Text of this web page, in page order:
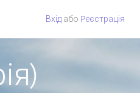
Вхід або Pеєстрація